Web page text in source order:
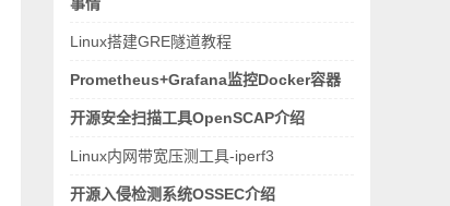
Linux搭建GRE隧道教程
Prometheus+Grafana监控Docker容器
开源安全扫描工具OpenSCAP介绍
Linux内网带宽压测工具-iperf3
开源入侵检测系统OSSEC介绍